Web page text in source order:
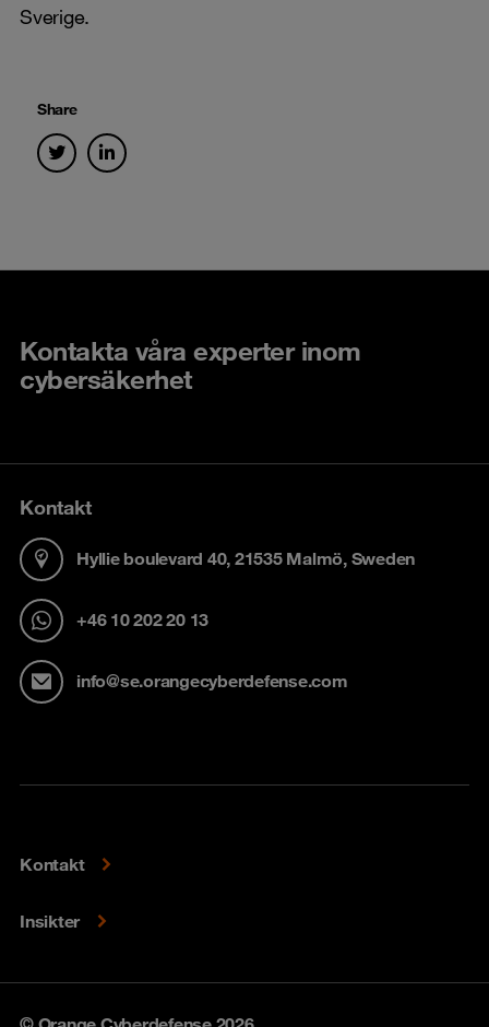
Share
Sverige.
Kontakta våra experter inom
cybersäkerhet
Kontakt
Hyllie boulevard 40, 21535 Malmö, Sweden
+46 10 202 20 13
info@se.orangecyberdefense.com
Kontakt
Insikter